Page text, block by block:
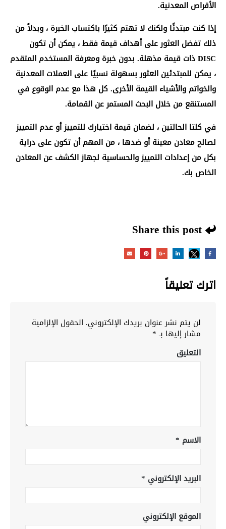
الأقراص المعدنية.
إذا كنت مبتدئًا ولكنك لا تهتم كثيرًا باكتساب الخبرة ، وبدلاً من
ذلك تفضل العثور على أهداف قيمة فقط ، يمكن أن تكون
DISC ذات قيمة مذهلة. بدون خبرة ومعرفة المستخدم المتقدم
، يمكن للمبتدئين العثور بسهولة نسبيًا على العملات المعدنية
والخواتم والأشياء القيمة الأخرى. كل هذا مع عدم الوقوع في
المستنقع من خلال البحث المستمر عن القمامة.
في كلتا الحالتين ، لضمان قيمة اختيارك للتمييز أو عدم التمييز
لصالح معادن معينة أو ضدها ، من المهم أن تكون على دراية
بكل من إعدادات التمييز والحساسية لجهاز الكشف عن المعادن
الخاص بك.
Share this post
اترك تعليقاً
لن يتم نشر عنوان بريدك الإلكتروني. الحقول الإلزامية
مشار إليها بـ*
التعليق
الاسم *
البريد الإلكتروني *
الموقع الإلكتروني